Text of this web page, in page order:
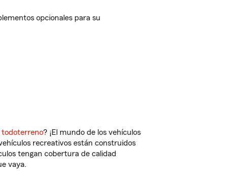
opcionales para su
todoterreno? ¡El mundo de los vehículos
recreativos están construidos
tengan cobertura de calidad
vaya.